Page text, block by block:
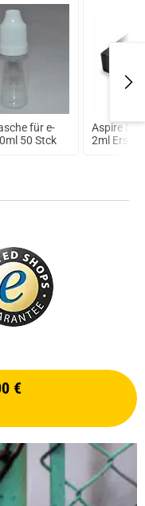
für e-
50 Stck
Aspire
2ml
€